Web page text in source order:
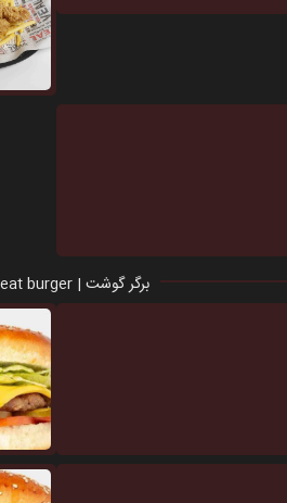
برگر گوشت | Meat burger